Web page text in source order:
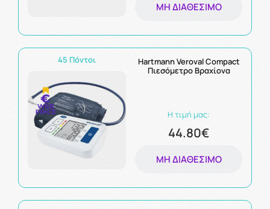
ΜΗ ΔΙΑΘΈΣΙΜΟ
45 Πόντοι
Hartmann Veroval Compact
Πιεσόμετρο Βραχίονα
Η τιμή μας:
44.80€
ΜΗ ΔΙΑΘΈΣΙΜΟ